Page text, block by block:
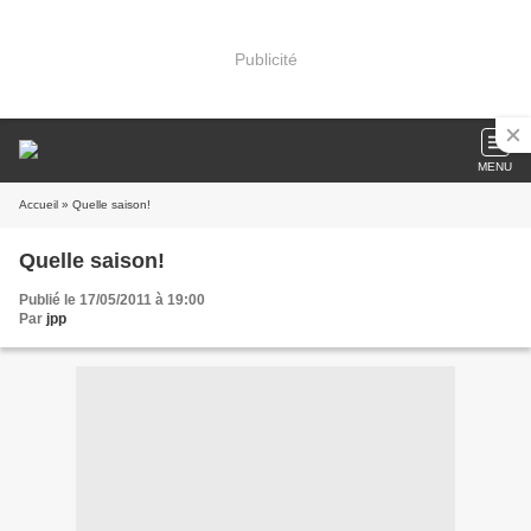
Publicité
MENU
Accueil » Quelle saison!
Quelle saison!
Publié le 17/05/2011 à 19:00
Par jpp